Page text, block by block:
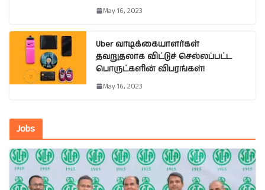
May 16, 2023
Uber வாடிக்கையாளர்கள்
தவறுதலாக விட்டுச் செல்லப்பட்ட
பொருட்களின் விபரங்கள்!
May 16, 2023
Jobs